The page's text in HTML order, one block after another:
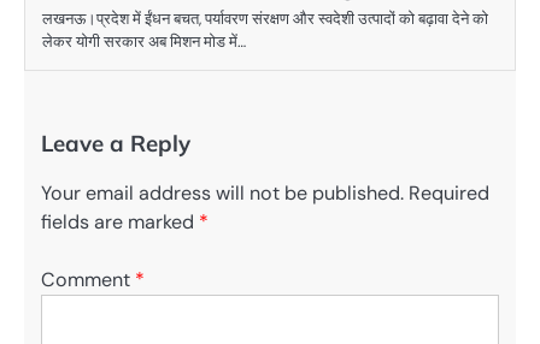
लखनऊ।प्रदेश में ईंधन बचत, पर्यावरण संरक्षण और स्वदेशी उत्पादों को बढ़ावा देने को
लेकर योगी सरकार अब मिशन मोड में…
Leave a Reply
Your email address will not be published. Required
fields are marked *
Comment *